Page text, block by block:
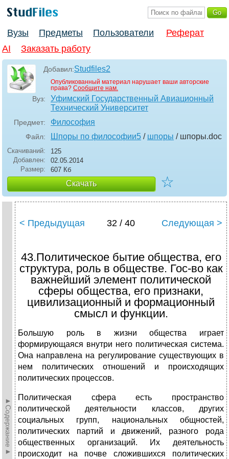
Вузы Предметы Пользователи
Реферат
AI
Заказать работу
Добавил:Studfiles2
Опубликованный материал нарушает ваши авторские
права? Сообщите нам.
Вуз:
Уфимский Государственный Авиационный
Технический Университет
Предмет: Философия
Файл: Шпоры по философии5 / шпоры / шпоры.doc
Скачиваний:
125
Добавлен:
02.05.2014
Размер:
607 Кб
Скачать ☆
►Содержание►
< Предыдущая 32 / 40 Следующая >
43.Политическое бытие общества, его
структура, роль в обществе. Гос-во как
важнейший элемент политической
сферы общества, его признаки,
цивилизационный и формационный
смысл и функции.
Большую роль в жизни общества играет
формирующаяся внутри него политическая система.
Она направлена на регулирование существующих в
нем политических отношений и происходящих
политических процессов.
Политическая сфера есть пространство
политической деятельности классов, других
социальных групп, национальных общностей,
политических партий и движений, разного рода
общественных организаций. Их деятельность
происходит на почве сложившихся политических